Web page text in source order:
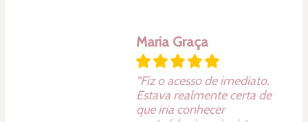
Maria Graça
"Fiz o acesso de imediato.
Estava realmente certa de
que iria conhecer